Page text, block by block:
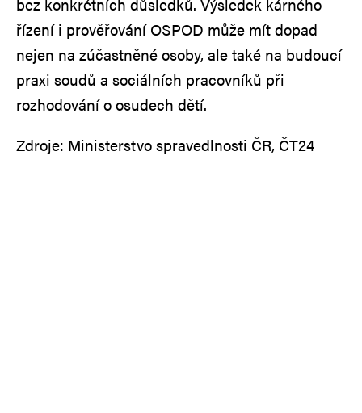
řízení i prověřování OSPOD může mít dopad
nejen na zúčastněné osoby, ale také na budoucí
praxi soudů a sociálních pracovníků při
rozhodování o osudech dětí.
Zdroje: Ministerstvo spravedlnosti ČR, ČT24